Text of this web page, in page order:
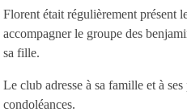
Florent était régulièrement présent
accompagner le groupe des
sa fille.
Le club adresse à sa famille et à
condoléances.